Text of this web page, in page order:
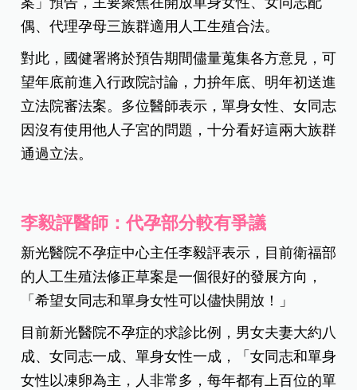
▲李俊逸醫師（左）與使用試管嬰兒技術求子成功的夫
婦。
衛生福利部已於5月14日公布「人工生殖法修正草
對此，國健署將於預告期間儘量蒐集各方意見，可
望年底前進入行政院討論，力拚年底、明年初送進
立法院審法案。多位醫師表示，單身女性、女同志
因沒有使用他人子宮的問題，十分看好這兩大族群
通過立法。